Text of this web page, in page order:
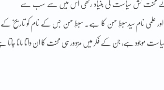
محنت کش سیاست کی بنیاد رکھی اس میں سے سب سے
اور علمی نام سیدسبطِ حسن کا ہے۔ سبطِ حسن جس کے نام کو تاریخ کے
سیاست موجود ہے، جن کے فکر میں مزدور ہی محنت کا ان داتا مانا